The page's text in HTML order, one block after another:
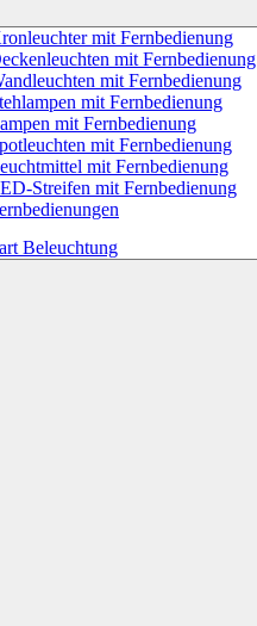
mit Fernbedienung
mit Fernbedienung
mit Fernbedienung
mit Fernbedienung
mit Fernbedienung
mit Fernbedienung
mit Fernbedienung
Streifen mit Fernbedienung
Beleuchtung